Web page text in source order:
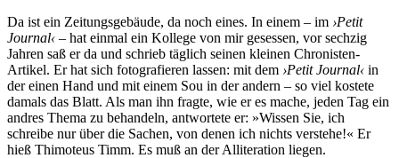
Da ist ein Zeitungsgebäude, da noch eines. In einem – im ›Petit
Journal‹ – hat einmal ein Kollege von mir gesessen, vor sechzig
Jahren saß er da und schrieb täglich seinen kleinen Chronisten-
Artikel. Er hat sich fotografieren lassen: mit dem ›Petit Journal‹ in
der einen Hand und mit einem Sou in der andern – so viel kostete
damals das Blatt. Als man ihn fragte, wie er es mache, jeden Tag ein
andres Thema zu behandeln, antwortete er: »Wissen Sie, ich
schreibe nur über die Sachen, von denen ich nichts verstehe!« Er
hieß Thimoteus Timm. Es muß an der Alliteration liegen.